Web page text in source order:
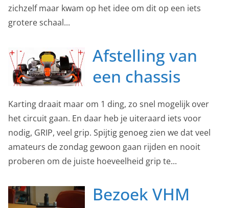
zichzelf maar kwam op het idee om dit op een iets
grotere schaal...
Afstelling van
een chassis
Karting draait maar om 1 ding, zo snel mogelijk over
het circuit gaan. En daar heb je uiteraard iets voor
nodig, GRIP, veel grip. Spijtig genoeg zien we dat veel
amateurs de zondag gewoon gaan rijden en nooit
proberen om de juiste hoeveelheid grip te...
Bezoek VHM